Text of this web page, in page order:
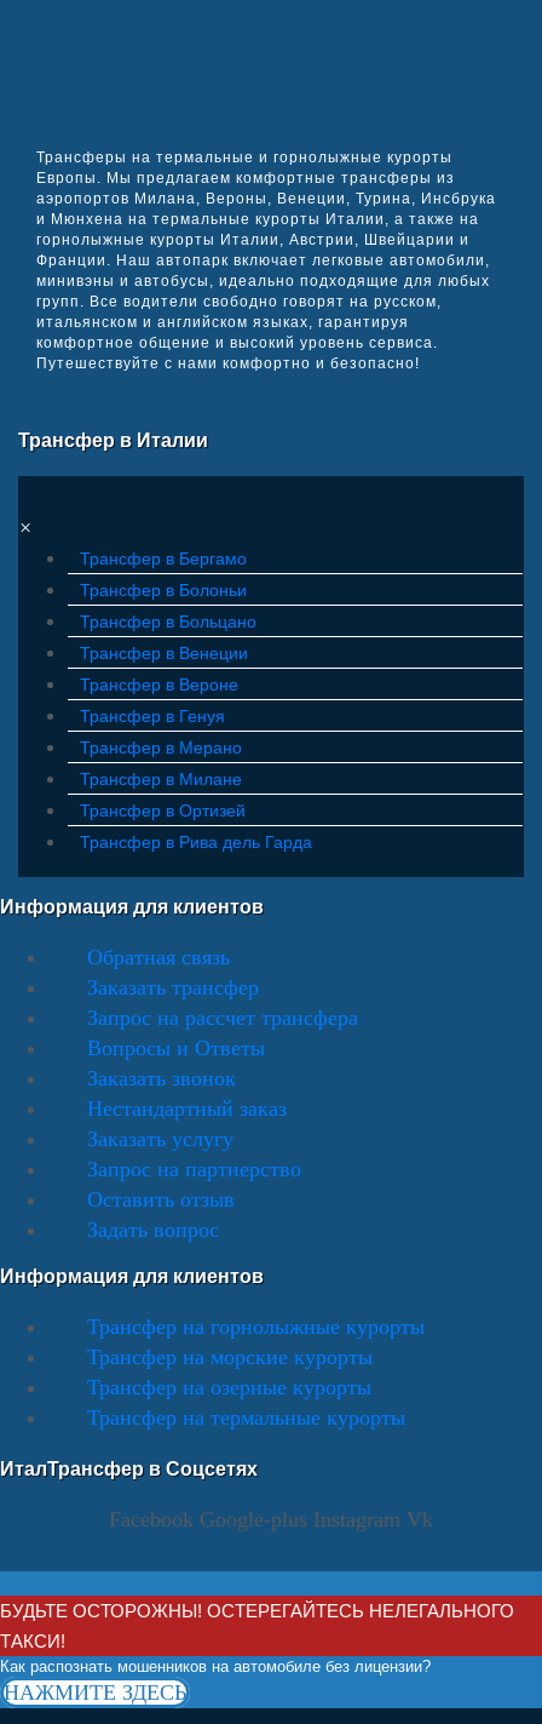
Трансферы на термальные и горнолыжные курорты
Европы. Мы предлагаем комфортные трансферы из
аэропортов Милана, Вероны, Венеции, Турина, Инсбрука
и Мюнхена на термальные курорты Италии, а также на
горнолыжные курорты Италии, Австрии, Швейцарии и
Франции. Наш автопарк включает легковые автомобили,
минивэны и автобусы, идеально подходящие для любых
групп. Все водители свободно говорят на русском,
итальянском и английском языках, гарантируя
комфортное общение и высокий уровень сервиса.
Путешествуйте с нами комфортно и безопасно!
Трансфер в Италии
×
Трансфер в Бергамо
Трансфер в Болоньи
Трансфер в Больцано
Трансфер в Венеции
Трансфер в Вероне
Трансфер в Генуя
Трансфер в Мерано
Трансфер в Милане
Трансфер в Ортизей
Трансфер в Рива дель Гарда
Информация для клиентов
Обратная связь
Заказать трансфер
Запрос на рассчет трансфера
Вопросы и Ответы
Заказать звонок
Нестандартный заказ
Заказать услугу
Запрос на партнерство
Оставить отзыв
Задать вопрос
Информация для клиентов
Трансфер на горнолыжные курорты
Трансфер на морские курорты
Трансфер на озерные курорты
Трансфер на термальные курорты
ИталТрансфер в Соцсетях
Facebook Google-plus Instagram Vk
БУДЬТЕ ОСТОРОЖНЫ! ОСТЕРЕГАЙТЕСЬ НЕЛЕГАЛЬНОГО
ТАКСИ!
Как распознать мошенников на автомобиле без лицензии?
НАЖМИТЕ ЗДЕСЬ